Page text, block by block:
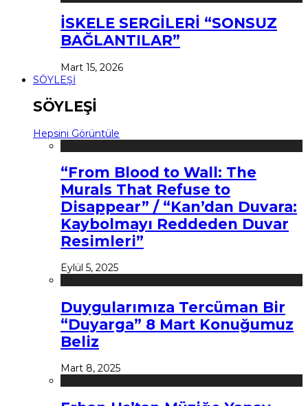
İSKELE SERGİLERİ “SONSUZ
BAĞLANTILAR”
Mart 15, 2026
SÖYLEŞİ
SÖYLEŞİ
Hepsini Görüntüle
“From Blood to Wall: The
Murals That Refuse to
Disappear” / “Kan’dan Duvara:
Kaybolmayı Reddeden Duvar
Resimleri”
Eylül 5, 2025
Duygularımıza Tercüman Bir
“Duyarga” 8 Mart Konuğumuz
Beliz
Mart 8, 2025